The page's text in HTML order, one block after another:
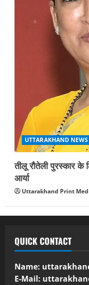
UTTARAKHAND NEWS
तीलू रौतेली पुरस्कार के
आर्या
Uttarakhand Print
QUICK CONTACT
Name:
E-Mail: